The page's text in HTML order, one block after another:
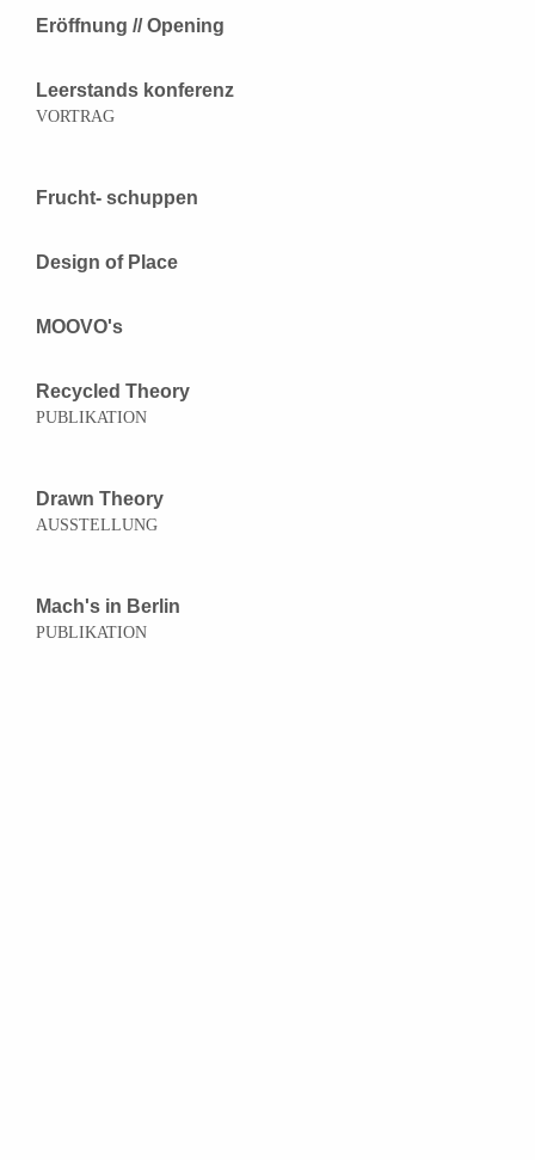
Eröffnung // Opening
Leerstands konferenz
VORTRAG
Frucht- schuppen
Design of Place
MOOVO's
Recycled Theory
PUBLIKATION
Drawn Theory
AUSSTELLUNG
Mach's in Berlin
PUBLIKATION